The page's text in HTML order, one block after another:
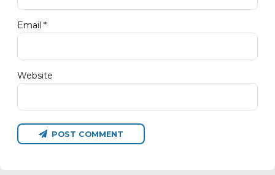
Email *
Website
POST COMMENT